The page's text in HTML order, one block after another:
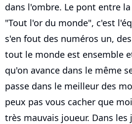
dans l'ombre. Le pont entre
"Tout l'or du monde", c'est
s'en fout des numéros un,
tout le monde est ensemble
qu'on avance dans le même
passe dans le meilleur des
peux pas vous cacher que
très mauvais joueur. Dans les